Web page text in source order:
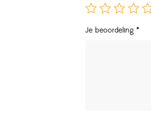
Je beoordeling *